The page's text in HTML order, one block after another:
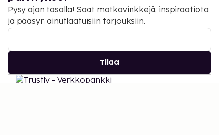
Pysy ajan tasalla! Saat matkavinkkejä, inspiraatiota
ja pääsyn ainutlaatuisiin tarjouksiin.
Tilaa